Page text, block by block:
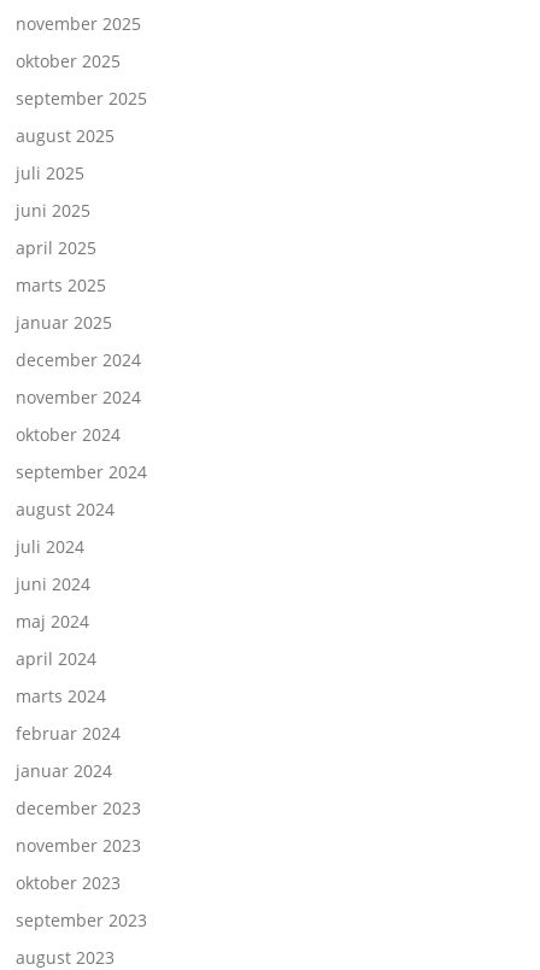
november 2025
oktober 2025
september 2025
august 2025
juli 2025
juni 2025
april 2025
marts 2025
januar 2025
december 2024
november 2024
oktober 2024
september 2024
august 2024
juli 2024
juni 2024
maj 2024
april 2024
marts 2024
februar 2024
januar 2024
december 2023
november 2023
oktober 2023
september 2023
august 2023